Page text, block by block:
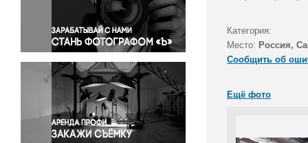
Правосудие
Происшествия и конфликты
Религия
Светская жизнь
Спорт
Экология
Экономика и бизнес
Категория:
Место: Россия,
Сообщить об
Ещё фото